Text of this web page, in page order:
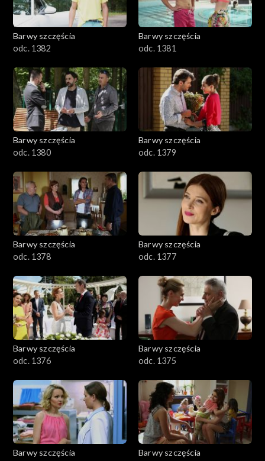
Barwy szczęścia
odc. 1382
Barwy szczęścia
odc. 1381
Barwy szczęścia
odc. 1380
Barwy szczęścia
odc. 1379
Barwy szczęścia
odc. 1378
Barwy szczęścia
odc. 1377
Barwy szczęścia
odc. 1376
Barwy szczęścia
odc. 1375
Barwy szczęścia
Barwy szczęścia